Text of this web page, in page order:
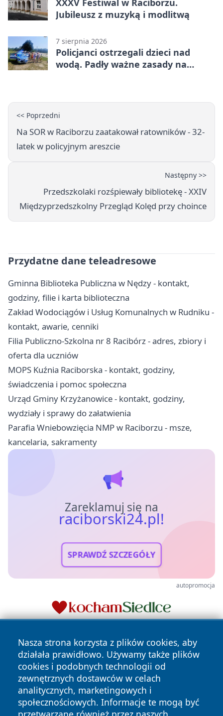
XXXV Festiwal w Raciborzu.
Jubileusz z muzyką i modlitwą
7 sierpnia 2026
Policjanci ostrzegali dzieci nad
wodą. Padły ważne zasady na
<< Poprzedni
Na SOR w Raciborzu zaatakował ratowników - 32-
latek w policyjnym areszcie
Następny >>
Przedszkolaki rozśpiewały bibliotekę - XXIV
Międzyprzedszkolny Przegląd Kolęd przy choince
Przydatne dane teleadresowe
Gminna Biblioteka Publiczna w Nędzy - kontakt,
godziny, filie i karta biblioteczna
Zakład Wodociągów i Usług Komunalnych w Rudniku -
kontakt, awarie, cenniki
Filia Publiczno-Szkolna nr 8 Racibórz - adres, zbiory i
oferta dla uczniów
MOPS Kuźnia Raciborska - kontakt, godziny,
świadczenia i pomoc społeczna
Urząd Gminy Krzyżanowice - kontakt, godziny,
wydziały i sprawy do załatwienia
Parafia Wniebowzięcia NMP w Raciborzu - msze,
kancelaria, sakramenty
Zareklamuj się na
raciborski24.pl!
SPRAWDŹ SZCZEGÓŁY
autopromocja
Nasza strona korzysta z plików cookies, aby
działała prawidłowo. Używamy także plików
cookies i podobnych technologii od
zewnętrznych dostawców w celach
analitycznych, marketingowych i
społecznościowych. Informacje te mogą być
Copyright © 2026 raciborski24.pl Wszystkie prawa
zastrzeżone.